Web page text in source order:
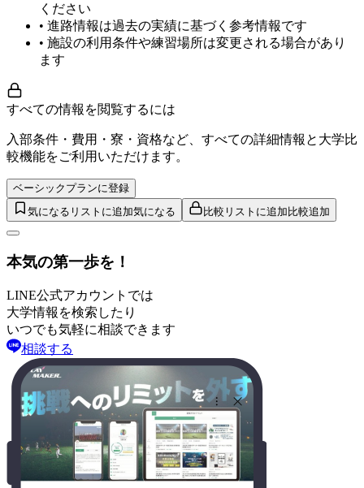
ください
• 進路情報は過去の実績に基づく参考情報です
• 施設の利用条件や練習場所は変更される場合があり
ます
すべての情報を閲覧するには
入部条件・費用・寮・資格など、すべての詳細情報と大学比
較機能をご利用いただけます。
ベーシックプランに登録
気になるリストに追加気になる 比較リストに追加 比較追加
本気の第一歩を！
LINE公式アカウントでは
大学情報を検索したり
いつでも気軽に相談できます
相談する